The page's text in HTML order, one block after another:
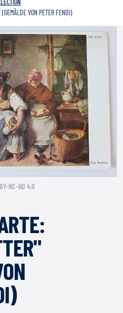
VON PETER FENDI)
NC-ND 4.0